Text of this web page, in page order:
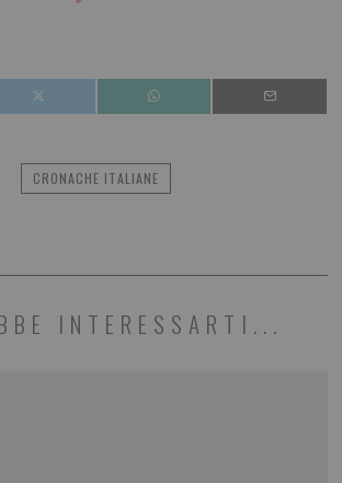
CRONACHE ITALIANE
INTERESSARTI...